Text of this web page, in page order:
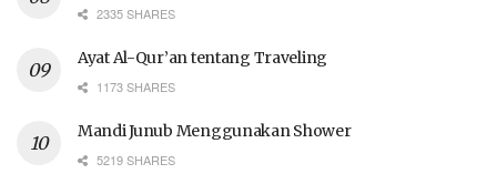
2335 SHARES
Ayat Al-Qur’an tentang Traveling
1173 SHARES
Mandi Junub Menggunakan Shower
5219 SHARES